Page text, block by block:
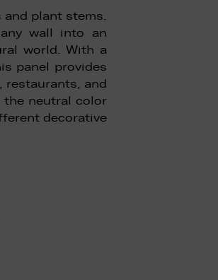
and plant stems.
wall into an
world. With a
panel provides
restaurants, and
the neutral color
decorative